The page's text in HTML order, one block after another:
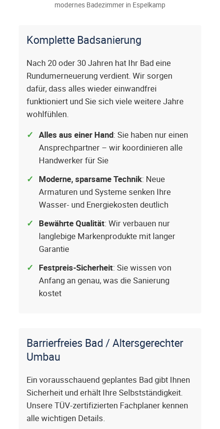
modernes Badezimmer in Espelkamp
Komplette Badsanierung
Nach 20 oder 30 Jahren hat Ihr Bad eine
Rundumerneuerung verdient. Wir sorgen
dafür, dass alles wieder einwandfrei
funktioniert und Sie sich viele weitere Jahre
wohlfühlen.
Alles aus einer Hand: Sie haben nur einen
Ansprechpartner – wir koordinieren alle
Handwerker für Sie
Moderne, sparsame Technik: Neue
Armaturen und Systeme senken Ihre
Wasser- und Energiekosten deutlich
Bewährte Qualität: Wir verbauen nur
langlebige Markenprodukte mit langer
Garantie
Festpreis-Sicherheit: Sie wissen von
Anfang an genau, was die Sanierung
kostet
Barrierfreies Bad / Altersgerechter
Umbau
Ein vorausschauend geplantes Bad gibt Ihnen
Sicherheit und erhält Ihre Selbstständigkeit.
Unsere TÜV-zertifizierten Fachplaner kennen
alle wichtigen Details.